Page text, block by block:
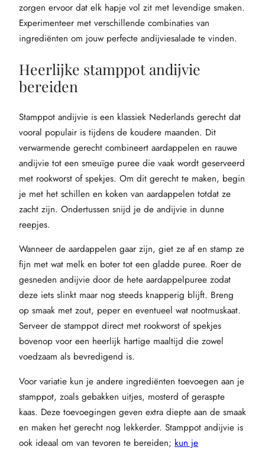
zorgen ervoor dat elk hapje vol zit met levendige smaken.
Experimenteer met verschillende combinaties van
ingrediënten om jouw perfecte andijviesalade te vinden.
Heerlijke stamppot andijvie
bereiden
Stamppot andijvie is een klassiek Nederlands gerecht dat
vooral populair is tijdens de koudere maanden. Dit
verwarmende gerecht combineert aardappelen en rauwe
andijvie tot een smeuïge puree die vaak wordt geserveerd
met rookworst of spekjes. Om dit gerecht te maken, begin
je met het schillen en koken van aardappelen totdat ze
zacht zijn. Ondertussen snijd je de andijvie in dunne
reepjes.
Wanneer de aardappelen gaar zijn, giet ze af en stamp ze
fijn met wat melk en boter tot een gladde puree. Roer de
gesneden andijvie door de hete aardappelpuree zodat
deze iets slinkt maar nog steeds knapperig blijft. Breng
op smaak met zout, peper en eventueel wat nootmuskaat.
Serveer de stamppot direct met rookworst of spekjes
bovenop voor een heerlijk hartige maaltijd die zowel
voedzaam als bevredigend is.
Voor variatie kun je andere ingrediënten toevoegen aan je
stamppot, zoals gebakken uitjes, mosterd of geraspte
kaas. Deze toevoegingen geven extra diepte aan de smaak
en maken het gerecht nog lekkerder. Stamppot andijvie is
ook ideaal om van tevoren te bereiden; kun je